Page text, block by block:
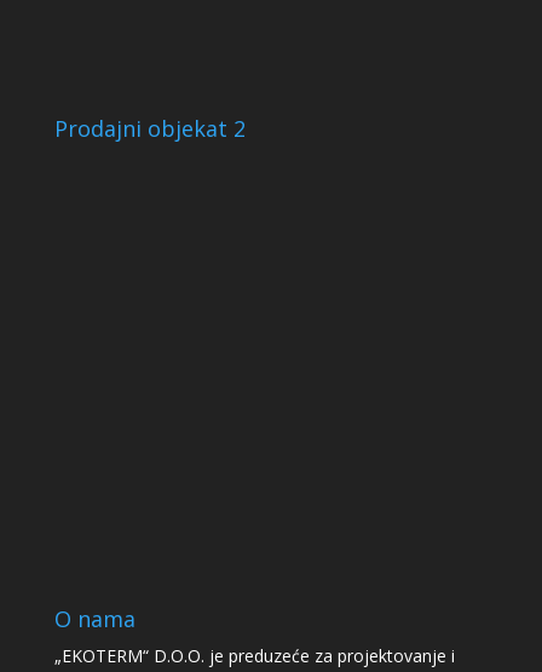
Prodajni objekat 2
O nama
„EKOTERM“ D.O.O. je preduzeće za projektovanje i